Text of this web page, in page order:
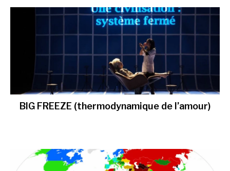
BIG FREEZE (thermodynamique de l’amour)